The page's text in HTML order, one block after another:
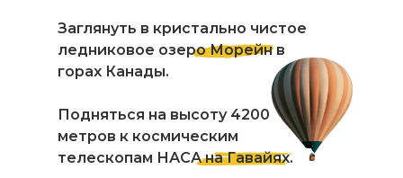
Заглянуть в кристально чистое
ледниковое озеро Морейн в
горах Канады.
Подняться на высоту 4200
метров к космическим
телескопам НАСА на Гавайях.